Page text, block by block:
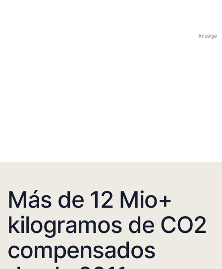
Anzeige
Más de 12 Mio+
kilogramos de CO2
compensados